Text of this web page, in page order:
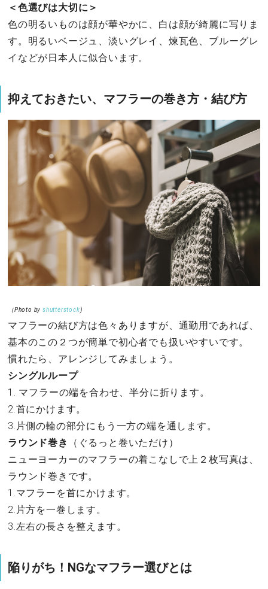
＜色選びは大切に＞
色の明るいものは顔が華やかに、白は顔が綺麗に写りま
す。明るいベージュ、淡いグレイ、煉瓦色、ブルーグレ
イなどが日本人に似合います。
抑えておきたい、マフラーの巻き方・結び方
（Photo by shutterstock)
マフラーの結び方は色々ありますが、通勤用であれば、
基本のこの２つが簡単で初心者でも扱いやすいです。
慣れたら、アレンジしてみましょう。
シングルループ
1. マフラーの端を合わせ、半分に折ります。
2.首にかけます。
3.片側の輪の部分にもう一方の端を通します。
ラウンド巻き
（ぐるっと巻いただけ）
ニューヨーカーのマフラーの着こなしで上２枚写真は、
ラウンド巻きです。
1.マフラーを首にかけます。
2.片方を一巻します。
3.左右の長さを整えます。
陥りがち！NGなマフラー選びとは